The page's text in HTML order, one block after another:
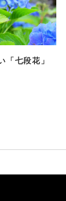
「七段花」